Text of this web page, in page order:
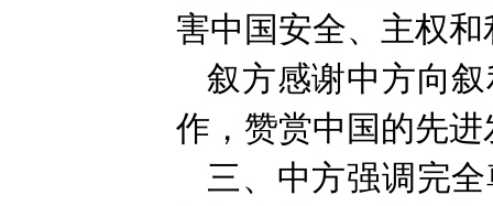
害中国安全、主权
叙方感谢中方向
作，赞赏中国的先
三、中方强调完